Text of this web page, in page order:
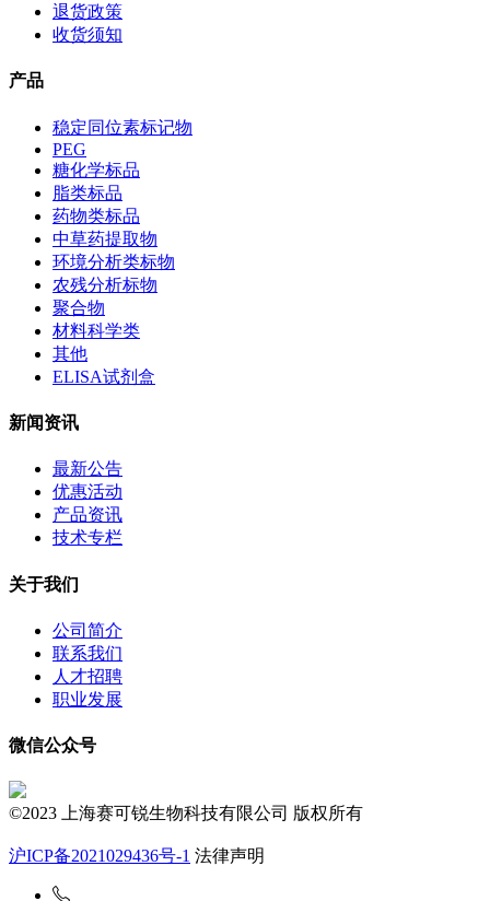
退货政策
收货须知
产品
稳定同位素标记物
PEG
糖化学标品
脂类标品
药物类标品
中草药提取物
环境分析类标物
农残分析标物
聚合物
材料科学类
其他
ELISA试剂盒
新闻资讯
最新公告
优惠活动
产品资讯
技术专栏
关于我们
公司简介
联系我们
人才招聘
职业发展
微信公众号
©2023 上海赛可锐生物科技有限公司 版权所有
沪ICP备2021029436号-1 法律声明